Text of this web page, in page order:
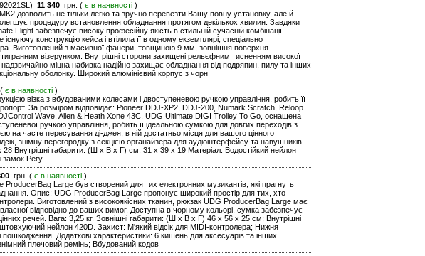
11 340 грн. ( є в наявності )
дозволить не тільки легко та зручно перевезти Вашу повну установку, але й
процедуру встановлення обладнання протягом декількох хвилин. Завдяки
забезпечує високу професійну якість в стильній сучасній комбінації
конструкцію кейса і втілила її в одному екземплярі, спеціально
Виготовлений з масивної фанери, товщиною 9 мм, зовнішня поверхня
візерунком. Внутрішні сторони захищені рельєфним тисненням високої
міцна набивка надійно захищає обладнання від подряпин, пилу та інших
оболонку. Широкий алюмінієвий корпус з чорн
є в наявності )
візка з вбудованими колесами і двоступеневою ручкою управління, робить її
За розміром відповідає: Pioneer DDJ-XP2, DDJ-200, Numark Scratch, Reloop
Wave, Allen & Heath Xone 43C. UDG Ultimate DIGI Trolley To Go, оснащена
ручкою управління, робить її ідеальною сумкою для довгих переходів з
на часте пересування ді-джея, в ній достатньо місця для вашого цінного
знімну перегородку з секцією органайзера для аудіоінтерфейсу та навушників.
Внутрішні габарити: (Ш х В х Г) см: 31 х 39 х 19 Матеріал: Водостійкий нейлон
замок Регу
грн. ( є в наявності )
Large був створений для тих електронних музикантів, які прагнуть
Опис: UDG ProducerBag Large пропонує широкий простір для тих, хто
Виготовлений з високоякісних тканин, рюкзак UDG ProducerBag Large має
відповідно до ваших вимог. Доступна в чорному кольорі, сумка забезпечує
речей. Вага: 3,25 кг. Зовнішні габарити: (Ш х В х Г) 46 x 56 x 25 см; Внутрішні
нейлон 420D. Захист: М'який відсік для MIDI-контролера; Нижня
Додаткові характеристики: 6 кишень для аксесуарів та інших
плечовий ремінь; Вбудований кодов